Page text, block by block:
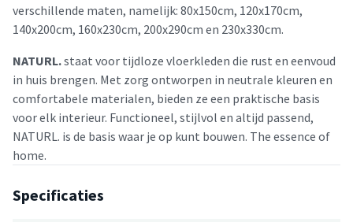
verschillende maten, namelijk: 80x150cm, 120x170cm,
140x200cm, 160x230cm, 200x290cm en 230x330cm.
NATURL.staat voor tijdloze vloerkleden die rust en eenvoud
in huis brengen. Met zorg ontworpen in neutrale kleuren en
comfortabele materialen, bieden ze een praktische basis
voor elk interieur. Functioneel, stijlvol en altijd passend,
NATURL. is de basis waar je op kunt bouwen. The essence of
home.
Specificaties